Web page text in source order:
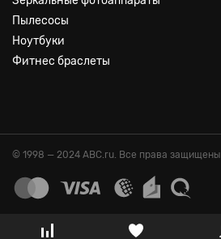
Пылесосы
Ноутбуки
Фитнес браслеты
© 1998 — 2024 ABC.ru. Все права защищены